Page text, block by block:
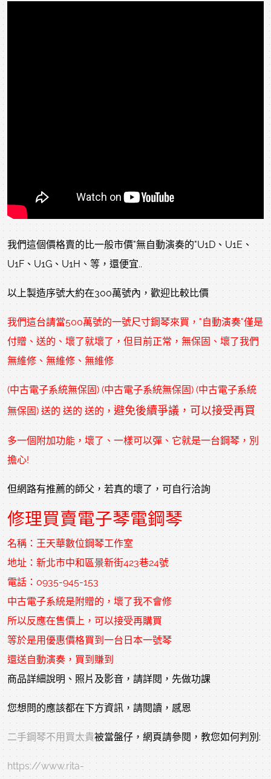
我們這個價格賣的比一般市價"無自動演奏的"U1D、U1E、
U1F、U1G、U1H、等，還便宜..
以上製造序號大約在300萬號內，歡迎比較比價
我們這台請當500萬號的一號尺寸鋼琴來買，"自動演奏"僅是
付贈、送的、壞了就壞了，但目前正常，無保固、壞了我們
無維修、無維修、無維修
(中古電子系統無保固) (中古電子系統無保固) (中古電子系統
無保固) 送的 送的 送的， 避免後續爭議，可以接受再買
多一個附加功能，壞了、一樣可以彈、它就是一台鋼琴，別
擔心!
但網路有推薦的師父，若真的壞了，可自行洽詢
修理買賣電子琴電鋼琴
名稱： 王天華數位鋼琴工作室
地址： 新北市中和區景新街423巷24號
電話： 0935-945-153
中古電子系統是附贈的，壞了我不會修
所以反應在售價上，可以接受再購買
等於是用優惠價格買到一台日本一號琴
還送自動演奏，買到賺到
商品詳細說明、照片及影音，請詳閱，先做功課
您想問的應該都在下方資訊，請閱讀，感恩
二手鋼琴不用買太貴被當盤仔，網頁請參閱，教您如何判別:
https://www.rita-